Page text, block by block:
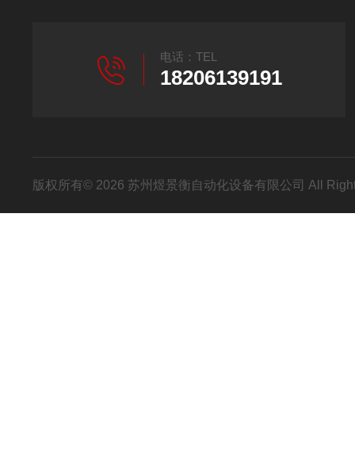
电话：TEL
18206139191
版权所有© 2026 苏州煜景衡自动化设备有限公司 All